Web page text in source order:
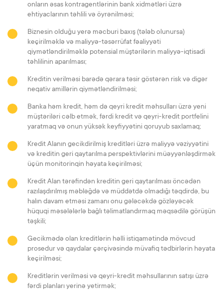
onların əsas kontragentlərinin bank xidmətləri üzrə
ehtiyaclarının təhlili və öyrənilməsi;
Biznesin olduğu yerə məcburi baxış (tələb olunursa)
keçirilməklə və maliyyə-təsərrüfat fəaliyyəti
qiymətləndirilməklə potensial müştərilərin maliyyə-iqtisadi
təhlilinin aparılması;
Kreditin verilməsi barədə qərara təsir göstərən risk və digər
neqativ amillərin qiymətləndirilməsi;
Banka həm kredit, həm də qeyri kredit məhsulları üzrə yeni
müştəriləri cəlb etmək, fərdi kredit və qeyri-kredit portfelini
yaratmaq və onun yüksək keyfiyyətini qoruyub saxlamaq;
Kredit Alanın gecikdirilmiş kreditləri üzrə maliyyə vəziyyətini
və kreditin geri qaytarılma perspektivlərini müəyyənləşdirmək
üçün monitorinqin həyata keçirilməsi;
Kredit Alan tərəfindən kreditin geri qaytarılması öncədən
razılaşdırılmış məbləğdə və müddətdə olmadığı təqdirdə, bu
halın davam etməsi zamanı onu gələcəkdə gözləyəcək
hüquqi məsələlərlə bağlı təlimatlandırmaq məqsədilə görüşün
təşkili;
Gecikmədə olan kreditlərin həlli istiqamətində mövcud
prosedur və qaydalar çərçivəsində müvafiq tədbirlərin həyata
keçirilməsi;
Kreditlərin verilməsi və qeyri-kredit məhsullarının satışı üzrə
fərdi planları yerinə yetirmək;